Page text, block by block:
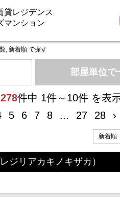
貸レジデンス
マンション
, 新着順 で探す
部屋単位で
278件中 1件～10件 を表
5 6 7 8 ... 27 28 ›
レジリアカキノキザカ）